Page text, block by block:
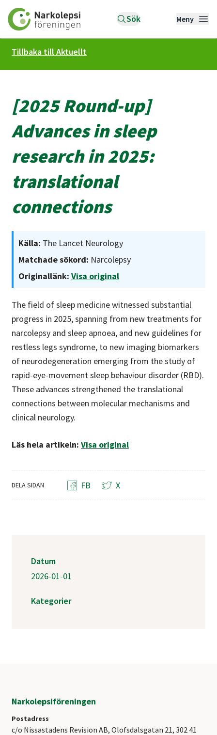
Till startsidan Sök Meny
Tillbaka till Aktuellt
[2025 Round-up]
Advances in sleep
research in 2025:
translational
connections
Källa: The Lancet Neurology
Matchade sökord: Narcolepsy
Originallänk: Visa original
The field of sleep medicine witnessed substantial
progress in 2025, spanning from new treatments for
narcolepsy and sleep apnoea, and new guidelines for
restless legs syndrome, to new imaging biomarkers
of neurodegeneration emerging from the study of
rapid-eye-movement sleep behaviour disorder (RBD).
These advances strengthened the translational
connections between molecular mechanisms and
clinical neurology.
Läs hela artikeln: Visa original
DELA SIDAN FB X
Datum
2026-01-01
Kategorier
Narkolepsiföreningen
Postadress
c/o Nissastadens Revision AB, Olofsdalsgatan 21, 302 41